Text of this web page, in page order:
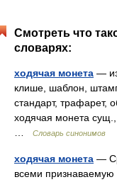
Смотреть что
словарях:
ходячая монета —
клише, шаблон,
стандарт, трафарет,
ходячая монета
Словарь синонимов
ходячая монета —
всеми признаваемую